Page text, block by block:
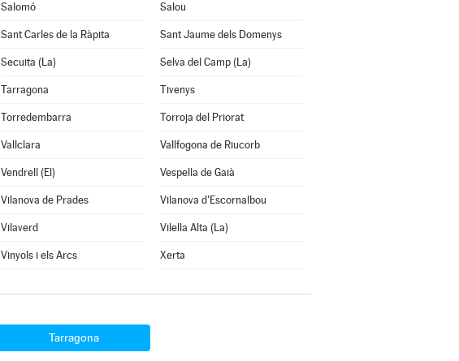
Salomó Salou
Sant Carles de la Ràpita Sant Jaume dels Domenys
Secuita (La) Selva del Camp (La)
Tarragona Tivenys
Torredembarra Torroja del Priorat
Vallclara Vallfogona de Riucorb
Vendrell (El) Vespella de Gaià
Vilanova de Prades Vilanova d'Escornalbou
Vilaverd Vilella Alta (La)
Vinyols i els Arcs Xerta
Tarragona